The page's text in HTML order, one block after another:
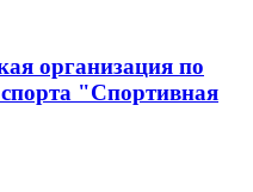
организация по
"Спортивная